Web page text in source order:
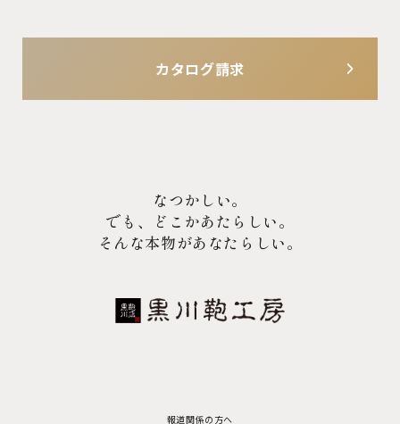
カタログ請求
なつかしい。
でも、どこかあたらしい。
そんな本物があなたらしい。
報道関係の方へ